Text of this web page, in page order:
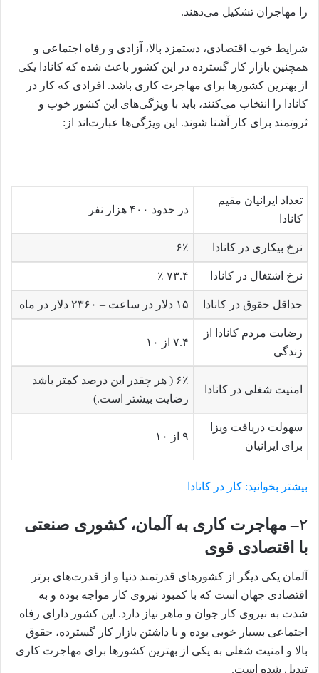
را مهاجران تشکیل می‌دهند.
شرایط خوب اقتصادی، دستمزد بالا، آزادی و رفاه اجتماعی و
همچنین بازار کار گسترده در این کشور باعث شده که کانادا یکی
از بهترین کشورها برای مهاجرت کاری باشد. افرادی که کار در
کانادا را انتخاب می‌کنند، باید با ویژگی‌های این کشور خوب و
ثروتمند برای کار آشنا شوند. این ویژگی‌ها عبارت‌اند از:
تعداد ایرانیان مقیم
کانادا
در حدود ۴۰۰ هزار نفر
نرخ بیکاری در کانادا ۶٪
نرخ اشتغال در کانادا ۷۳.۴ ٪
حداقل حقوق در کانادا ۱۵ دلار در ساعت – ۲۳۶۰ دلار در ماه
رضایت مردم کانادا از
زندگی
۷.۴ از ۱۰
امنیت شغلی در کانادا
۶٪ ( هر چقدر این درصد کمتر باشد
رضایت بیشتر است.)
سهولت دریافت ویزا
برای ایرانیان
۹ از ۱۰
بیشتر بخوانید: کار در کانادا
۲– مهاجرت کاری به آلمان، کشوری صنعتی
با اقتصادی قوی
آلمان یکی دیگر از کشورهای قدرتمند دنیا و از قدرت‌های برتر
اقتصادی جهان است که با کمبود نیروی کار مواجه بوده و به
شدت به نیروی کار جوان و ماهر نیاز دارد. این کشور دارای رفاه
اجتماعی بسیار خوبی بوده و با داشتن بازار کار گسترده، حقوق
بالا و امنیت شغلی به یکی از بهترین کشورها برای مهاجرت کاری
تبدیل شده است.